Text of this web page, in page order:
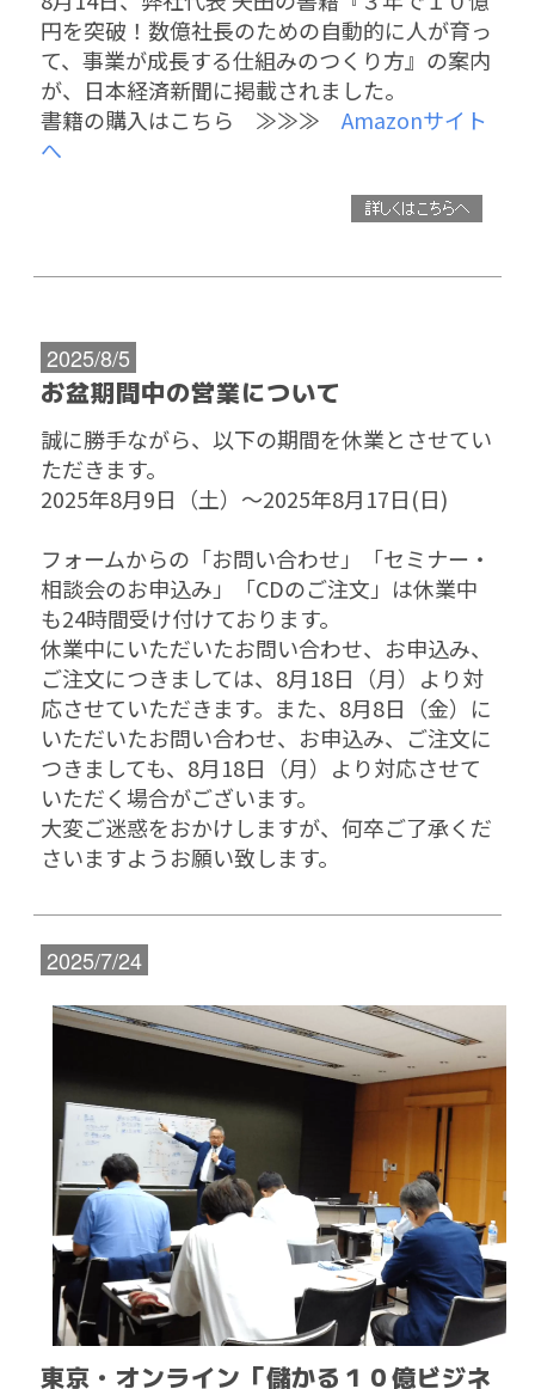
円を突破！数億社長のための自動的に人が育っ
て、 事業が成長する仕組みのつくり方』の案内
が、日本経済新聞に掲載されました。
書籍の購入はこちら ≫≫≫ Amazonサイト
へ
2025/8/5
お盆期間中の営業について
誠に勝手ながら、以下の期間を休業とさせてい
ただきます。
2025年8月9日（土）～2025年8月17日(日)
フォームからの「お問い合わせ」「セミナー・
相談会のお申込み」「CDのご注文」は休業中
も24時間受け付けております。
休業中にいただいたお問い合わせ、お申込み、
ご注文につきましては、8月18日（月）より対
応させていただきます。また、8月8日（金）に
いただいたお問い合わせ、お申込み、ご注文に
つきましても、8月18日（月）より対応させて
いただく場合がございます。
大変ご迷惑をおかけしますが、何卒ご了承くだ
さいますようお願い致します。
2025/7/24
東京・オンライン「儲かる１０億ビジネ